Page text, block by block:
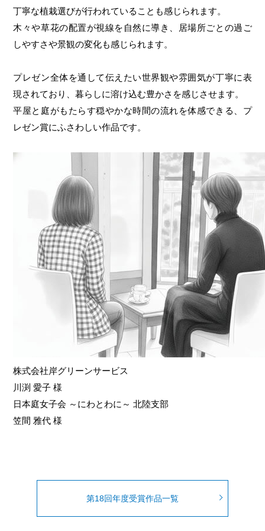
丁寧な植栽選びが行われていることも感じられます。
木々や草花の配置が視線を自然に導き、居場所ごとの過ご
しやすさや景観の変化も感じられます。
プレゼン全体を通して伝えたい世界観や雰囲気が丁寧に表
現されており、暮らしに溶け込む豊かさを感じさせます。
平屋と庭がもたらす穏やかな時間の流れを体感できる、プ
レゼン賞にふさわしい作品です。
株式会社岸グリーンサービス
川渕 愛子 様
日本庭女子会 ～にわとわに～ 北陸支部
笠間 雅代 様
第18回年度受賞作品一覧